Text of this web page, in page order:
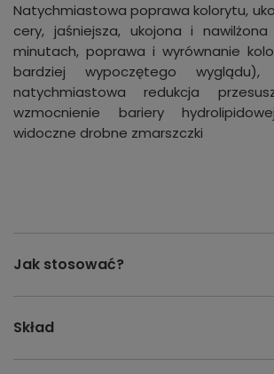
Natychmiastowa poprawa kolorytu,
cery, jaśniejsza, ukojona i
minutach, poprawa i wyrównanie
bardziej wypoczętego wyglądu),
natychmiastowa redukcja
wzmocnienie bariery
widoczne drobne zmarszczki
Jak stosować?
Skład